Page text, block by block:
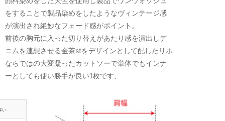
をすることで製品染めをしたようなヴィンテージ感
が演出され絶妙なフェード感がポイント。
前後の胸元に入った切り替えがあたり感を演出しデ
ニムを連想させる金茶stをデザインとして配したリポ
ならではの大変凝ったカットソーで単体でもインナ
ーとしても使い勝手が良い1枚です、
い